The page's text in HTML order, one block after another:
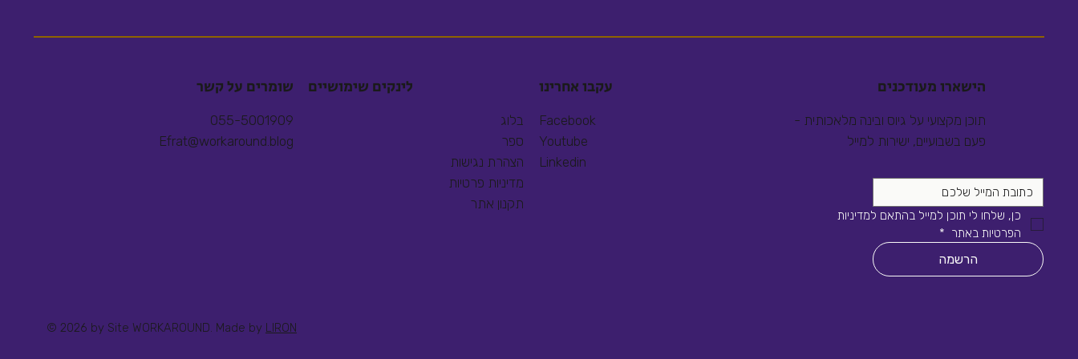
שומרים על קשר
055-5001909
Efrat@workaround.blog
לינקים שימושיים
בלוג
ספר
הצהרת נגישות
מדיניות פרטיות
תקנון אתר
עקבו אחרינו
Facebook
Youtube
Linkedin
הישארו מעודכנים
תוכן מקצועי על גיוס ובינה מלאכותית -
פעם בשבועיים, ישירות למייל
כן, שלחו לי תוכן למייל בהתאם למדיניות
הפרטיות באתר *
הרשמה
© 2026 by Site WORKAROUND. Made by LIRON